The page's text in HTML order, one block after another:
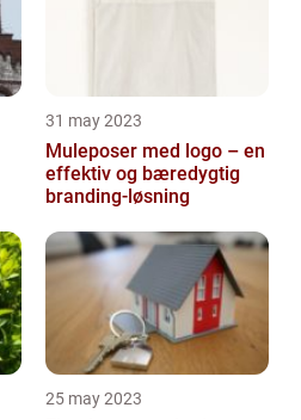
31 may 2023
Muleposer med logo – en
effektiv og bæredygtig
branding-løsning
25 may 2023